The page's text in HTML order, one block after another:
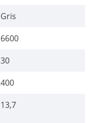
Gris
6600
30
400
13,7